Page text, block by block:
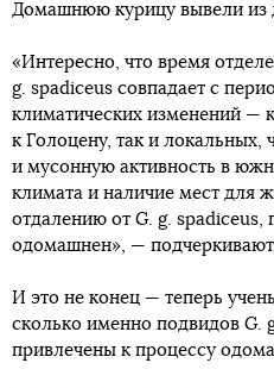
Домашнюю курицу вывели из
«Интересно, что время
g. spadiceus совпадает с
климатических изменений —
к Голоцену, так и локальных,
и мусонную активность в
климата и наличие мест для
отдалению от G. g. spadiceus,
одомашнен», — подчеркивают
И это не конец — теперь
сколько именно подвидов G.
привлечены к процессу